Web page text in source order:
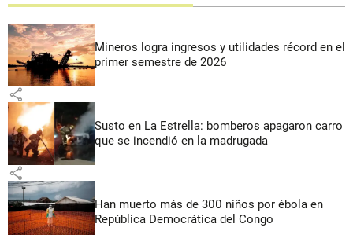
Mineros logra ingresos y utilidades récord en el
primer semestre de 2026
share
Susto en La Estrella: bomberos apagaron carro
que se incendió en la madrugada
share
Han muerto más de 300 niños por ébola en
República Democrática del Congo